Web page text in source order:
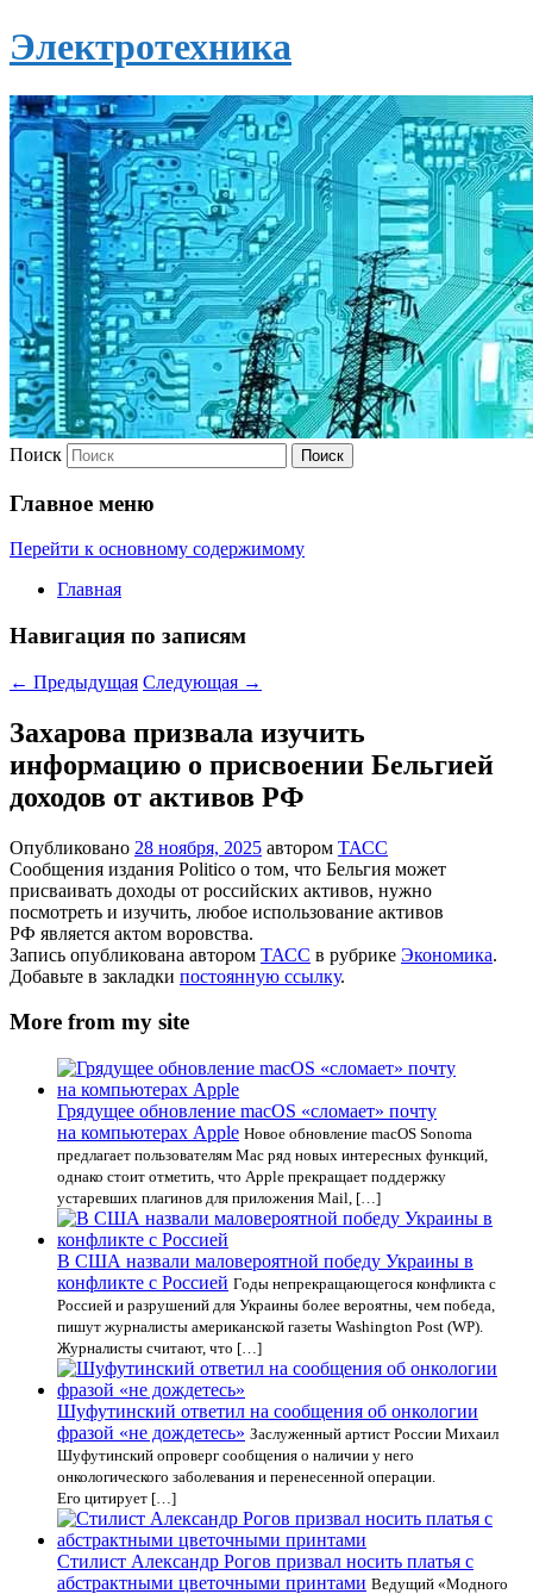
Электротехника
Поиск
Главное меню
Перейти к основному содержимому
Главная
Навигация по записям
← Предыдущая Следующая →
Захарова призвала изучить
информацию о присвоении Бельгией
доходов от активов РФ
Опубликовано 28 ноября, 2025 автором ТАСС
Сообщения издания Politico о том, что Бельгия может
присваивать доходы от российских активов, нужно
посмотреть и изучить, любое использование активов
РФ является актом воровства.
Запись опубликована автором ТАСС в рубрике Экономика.
Добавьте в закладки постоянную ссылку.
More from my site
Грядущее обновление macOS «сломает» почту
на компьютерах Apple Новое обновление macOS Sonoma
предлагает пользователям Mac ряд новых интересных функций,
однако стоит отметить, что Apple прекращает поддержку
устаревших плагинов для приложения Mail, […]
В США назвали маловероятной победу Украины в
конфликте с Россией Годы непрекращающегося конфликта с
Россией и разрушений для Украины более вероятны, чем победа,
пишут журналисты американской газеты Washington Post (WP).
Журналисты считают, что […]
Шуфутинский ответил на сообщения об онкологии
фразой «не дождетесь» Заслуженный артист России Михаил
Шуфутинский опроверг сообщения о наличии у него
онкологического заболевания и перенесенной операции.
Его цитирует […]
Стилист Александр Рогов призвал носить платья с
абстрактными цветочными принтами Ведущий «Модного